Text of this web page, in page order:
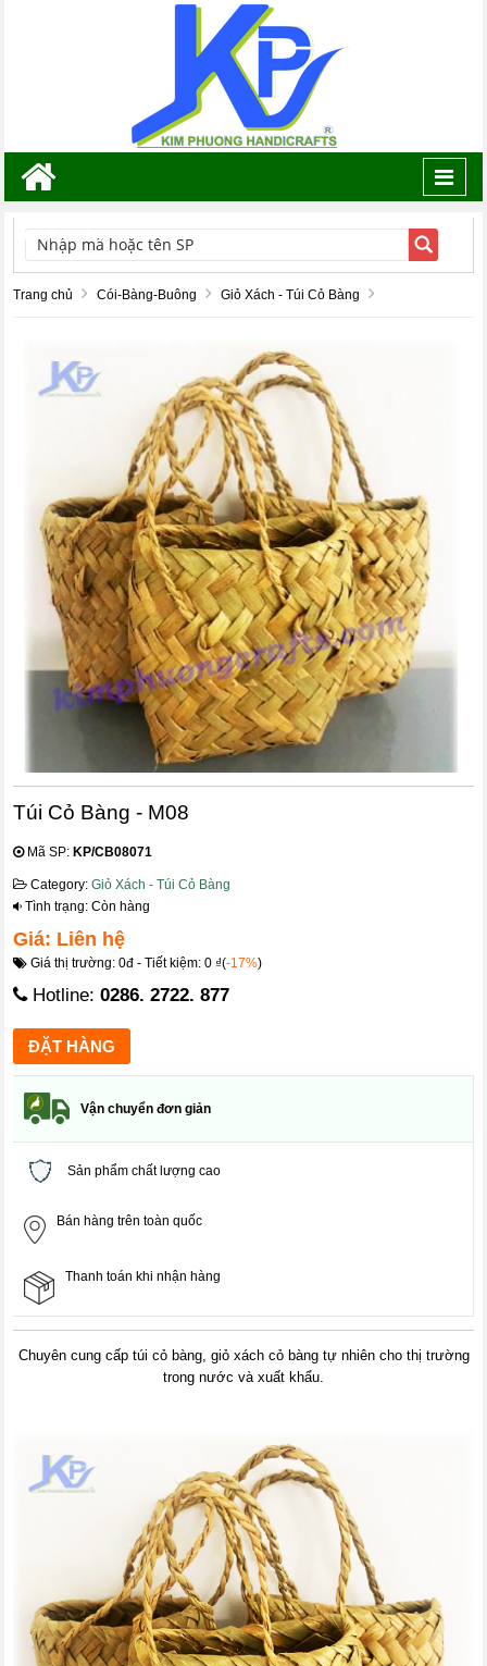
TÌM KIẾM
Trang chủ Cói-Bàng-Buông Giỏ Xách - Túi Cỏ Bàng
Túi Cỏ Bàng - M08
Mã SP: KP/CB08071
Category:Giỏ Xách - Túi Cỏ Bàng
Tình trạng: Còn hàng
Giá: Liên hệ
Giá thị trường: 0đ - Tiết kiệm: 0 ₫(-17%)
Hotline:0286. 2722. 877
Vận chuyển đơn giản
Sản phẩm chất lượng cao
Bán hàng trên toàn quốc
Thanh toán khi nhận hàng
Chuyên cung cấp túi cỏ bàng, giỏ xách cỏ bàng tự nhiên cho thị trường
trong nước và xuất khẩu.